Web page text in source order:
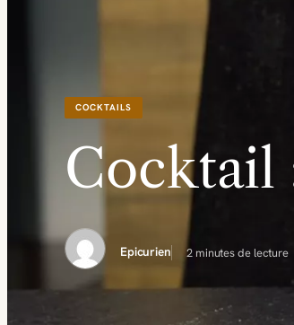
COCKTAILS
Cocktail
Epicurien 2 minutes de lecture